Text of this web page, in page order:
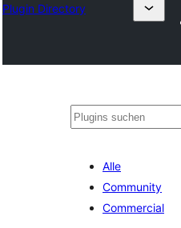
Plugin Directory
Suchen
Alle
Community
Commercial